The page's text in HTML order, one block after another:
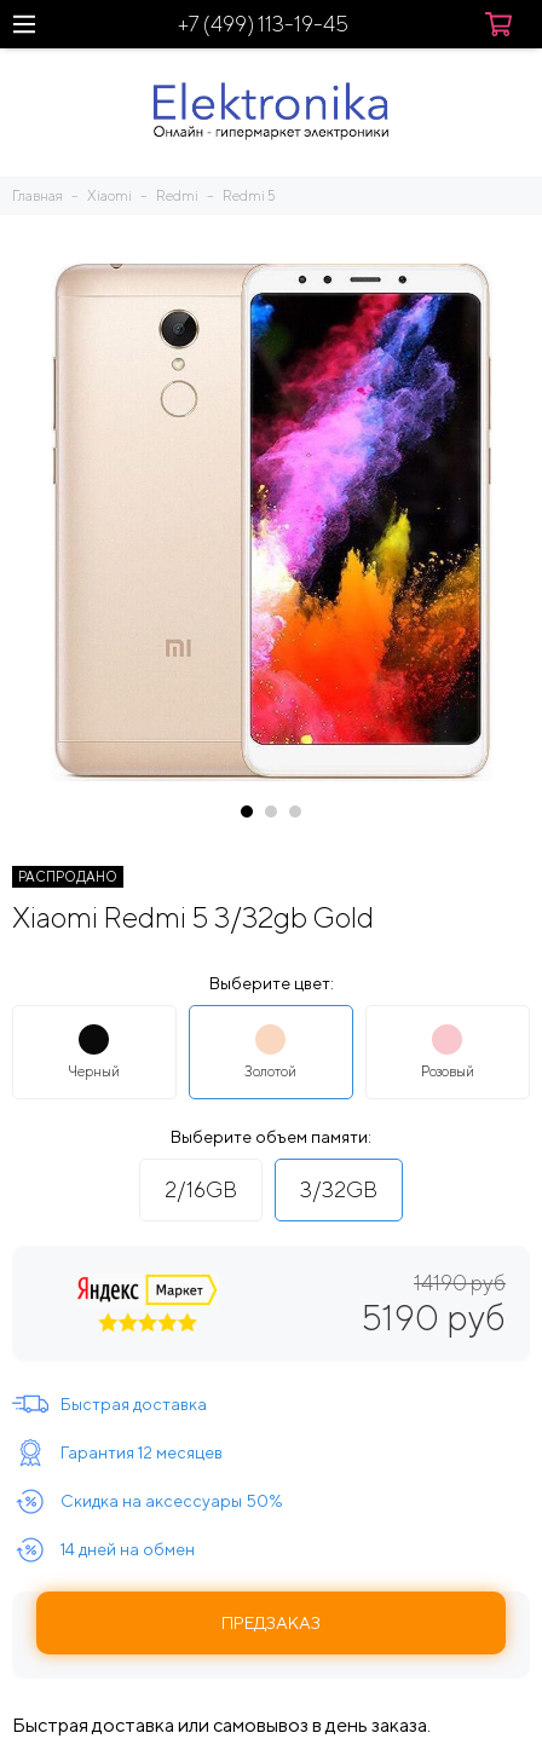
+7 (499) 113-19-45
Главная Xiaomi Redmi Redmi 5
РАСПРОДАНО
Xiaomi Redmi 5 3/32gb Gold
Выберите цвет:
Черный Золотой Розовый
Выберите объем памяти:
2/16GB 3/32GB
14190 руб
5190 руб
Быстрая доставка
Гарантия 12 месяцев
Скидка на аксессуары 50%
14 дней на обмен
ПРЕДЗАКАЗ
Быстрая доставка или самовывоз в день заказа.